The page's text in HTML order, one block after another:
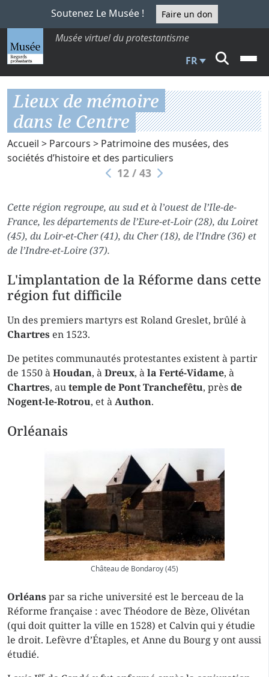
Soutenez Le Musée ! Faire un don
Musée virtuel du protestantisme
FR
Lieux de mémoire
dans le Centre
Accueil > Parcours > Patrimoine des musées, des
sociétés d’histoire et des particuliers
12 / 43
Cette région regroupe, au sud et à l’ouest de l’Ile-de-
France, les départements de l’Eure-et-Loir (28), du Loiret
(45), du Loir-et-Cher (41), du Cher (18), de l’Indre (36) et
de l’Indre-et-Loire (37).
L'implantation de la Réforme dans cette
région fut difficile
Un des premiers martyrs est Roland Greslet, brûlé à
Chartres en 1523.
De petites communautés protestantes existent à partir
de 1550 àHoudan, àDreux, àla Ferté-Vidame, à
Chartres, autemple de Pont Tranchefêtu, prèsde
Nogent-le-Rotrou, et àAuthon.
Orléanais
Château de Bondaroy (45)
Orléanspar sa riche université est le berceau de la
Réforme française : avec Théodore de Bèze, Olivétan
(qui doit quitter la ville en 1528) et Calvin qui y étudie
le droit. Lefèvre d’Étaples, et Anne du Bourg y ont aussi
étudié.